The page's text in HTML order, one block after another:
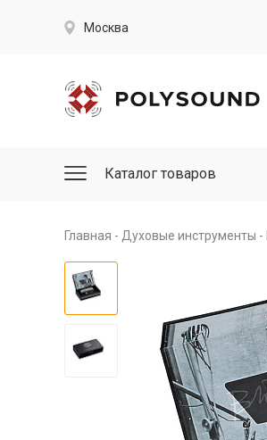
Москва
Каталог товаров
Главная Духовые инструменты